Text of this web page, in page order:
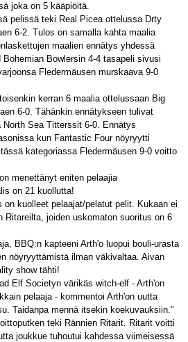
joka on 5 kääpiöitä.
pelissä teki Real Picea ottelussa Drty
6-2. Tulos on samalla kahta maalia
maalien ennätys yhdessä
Bowlersin 4-4 tasapeli sivusi
Fledermäusen murskaava 9-0
kerran 6 maalia ottelussaan Big
6-0. Tähänkin ennätykseen tulivat
Sea Titterssit 6-0. Ennätys
kun Fantastic Four nöyryytti
kategoriassa Fledermäusen 9-0 voitto
menettänyt eniten pelaajia
on 21 kuollutta!
kuolleet pelaajat/pelatut pelit. Kukaan ei
Ritareilta, joiden uskomaton suoritus on 6
BBQ:n kapteeni Arth'o luopui bouli-urasta
nöyryyttämistä ilman väkivaltaa. Aivan
show tähti!
Elf Societyn värikäs witch-elf - Arth'on
pelaaja - kommentoi Arth'on uutta
Taidanpa mennä itsekin koekuvauksiin."
teki Rännien Ritarit. Ritarit voitti
joukkue tuhoutui kahdessa viimeisessä